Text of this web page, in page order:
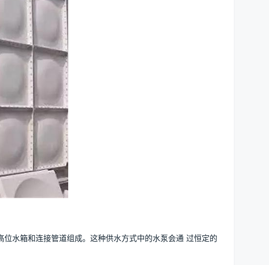
位水箱和连接管道组成。这种供水方式中的水泵会通 过恒定的